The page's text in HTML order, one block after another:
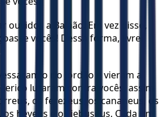
ouvidos a Balaão. Em vez disso,
vocês! Dessa forma, livrei
o rio Jordão e vieram a
Jericó lutaram contra vocês, assim
os ferezeus, os cananeus, os
heveus e os jebuseus. Cada um